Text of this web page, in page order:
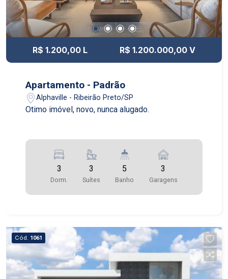
R$ 1.200,00 L R$ 1.200.000,00 V
Apartamento - Padrão
Alphaville - Ribeirão Preto/SP
Otimo imóvel, novo, nunca alugado.
3
Dorm.
3
Suítes
5
Banho
3
Garagens
Cód. 1061